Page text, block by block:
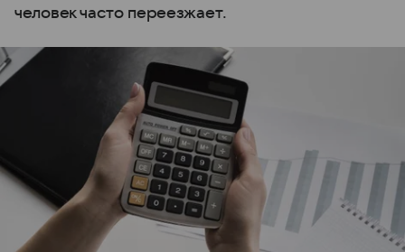
человек часто переезжает.